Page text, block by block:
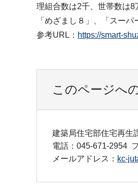
理組合数は2千、世帯数は
「めざまし８」、「スーパ
参考URL： https://smart-
このページへ
建築局住宅部住宅再生
電話：045-671-2954
メールアドレス： kc-